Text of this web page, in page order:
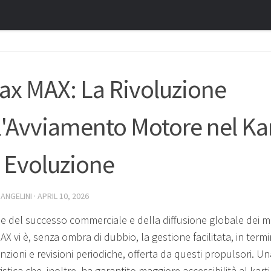
MAX: La Rivoluzione
Motore nel
Evoluzione
· APRIL 10, 2026
del successo commerciale e della diffusione globale dei
vi è, senza ombra di dubbio, la gestione facilitata, in
e revisioni periodiche, offerta da questi propulsori.